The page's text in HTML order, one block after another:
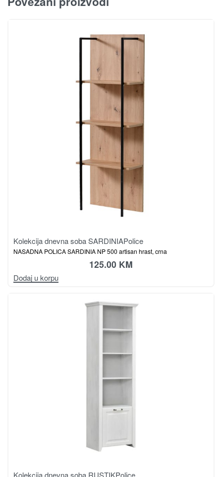
Kolekcija dnevna soba SARDINIAPolice
NASADNA POLICA SARDINIA NP 500 artisan hrast, crna
125.00 KM
Dodaj u korpu
Kolekcija dnevna soba RUSTIKPolice